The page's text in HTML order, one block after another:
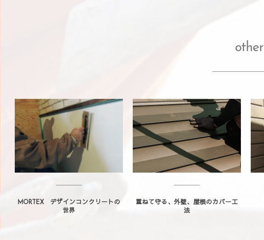
other
MORTEX デザインコンクリートの
世界
重ねて守る、外壁、屋根のカバー工
法